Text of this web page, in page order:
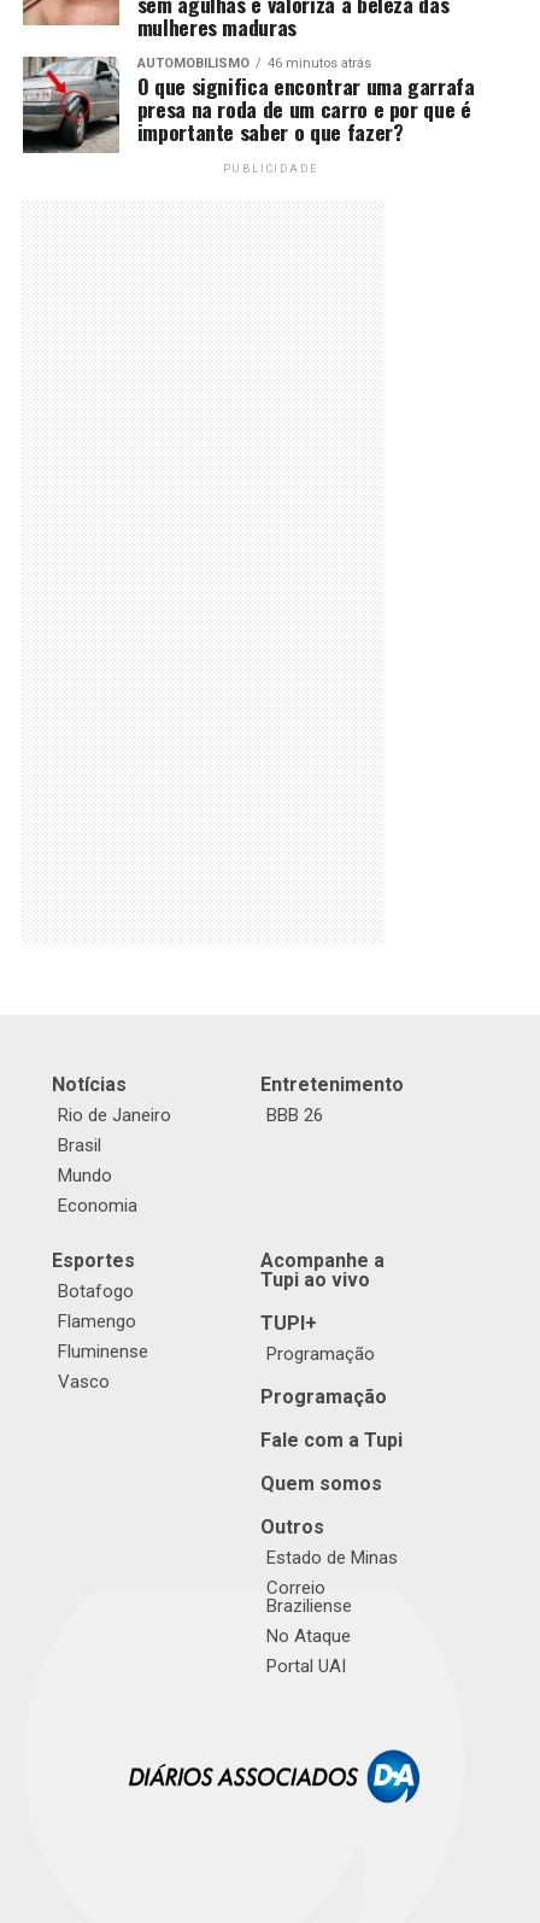
mulheres maduras
AUTOMOBILISMO 46 minutos atrás
O que significa encontrar uma garrafa
presa na roda de um carro e por que é
importante saber o que fazer?
PUBLICIDADE
Notícias
Rio de Janeiro
Brasil
Mundo
Economia
Entretenimento
BBB 26
Esportes
Botafogo
Flamengo
Fluminense
Vasco
Acompanhe a
Tupi ao vivo
TUPI+
Programação
Programação
Fale com a Tupi
Quem somos
Outros
Estado de Minas
Correio
Braziliense
No Ataque
Portal UAI